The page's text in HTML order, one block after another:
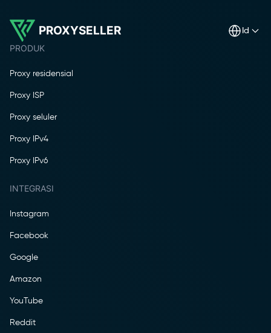
PROXYSELLER id
PRODUK
Proxy residensial
Proxy ISP
Proxy seluler
Proxy IPv4
Proxy IPv6
INTEGRASI
Instagram
Facebook
Google
Amazon
YouTube
Reddit